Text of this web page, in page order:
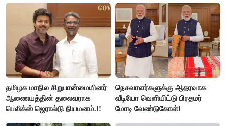
விஜய் பதில்!
தமிழக மாநில சிறுபான்மையினர்
ஆணையத்தின் தலைவராக
பெலிக்ஸ் ஜெரால்டு நியமனம்.!!
நெசவாளர்களுக்கு ஆதரவாக
வீடியோ வெளியிட்டு பிரதமர்
மோடி வேண்டுகோள்!